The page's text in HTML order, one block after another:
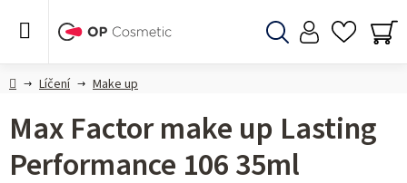
DomůLíčení Make up
Max Factor make up Lasting
Performance 106 35ml